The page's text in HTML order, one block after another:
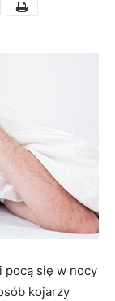
pocą się w nocy
kojarzy